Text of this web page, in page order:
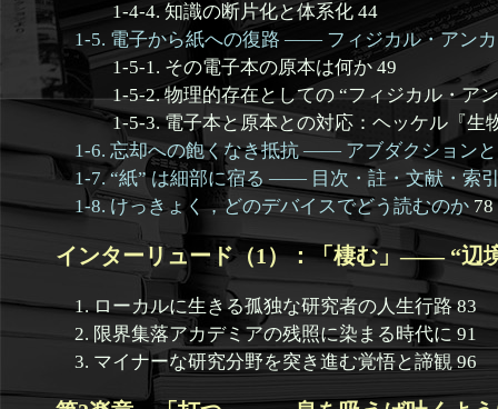
1-4-4. 知識の断片化と体系化 44
1-5. 電子から紙への復路 —— フィジカル・アン
1-5-1. その電子本の原本は何か 49
1-5-2. 物理的存在としての “フィジカル・アン
1-5-3. 電子本と原本との対応：ヘッケル『生物
1-6. 忘却への飽くなき抵抗 —— アブダクション
1-7. “紙” は細部に宿る —— 目次・註・文献・索
1-8. けっきょく，どのデバイスでどう読むのか 78
インターリュード（1）：「棲む」—— “辺
1. ローカルに生きる孤独な研究者の人生行路 83
2. 限界集落アカデミアの残照に染まる時代に 91
3. マイナーな研究分野を突き進む覚悟と諦観 96